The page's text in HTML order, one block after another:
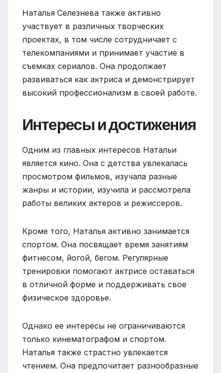
Наталья Селезнева также активно
участвует в различных творческих
проектах, в том числе сотрудничает с
телекомпаниями и принимает участие в
съемках сериалов. Она продолжает
развиваться как актриса и демонстрирует
высокий профессионализм в своей работе.
Интересы и достижения
Одним из главных интересов Натальи
является кино. Она с детства увлекалась
просмотром фильмов, изучала разные
жанры и истории, изучила и рассмотрела
работы великих актеров и режиссеров.
Кроме того, Наталья активно занимается
спортом. Она посвящает время занятиям
фитнесом, йогой, бегом. Регулярные
тренировки помогают актрисе оставаться
в отличной форме и поддерживать свое
физическое здоровье.
Однако ее интересы не ограничиваются
только кинематографом и спортом.
Наталья также страстно увлекается
чтением. Она предпочитает разнообразные